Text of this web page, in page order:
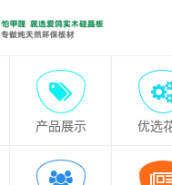
产品展示 优选